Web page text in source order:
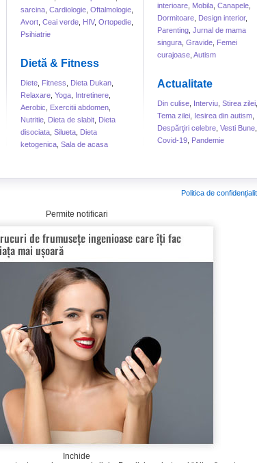
sarcina Cardiologie Oftalmologie
Avort Ceai verde HIV, Ortopedie
Psihiatrie
Dietă & Fitness
Diete Fitness Dieta Dukan
Relaxare Yoga Intretinere
Aerobic
Exercitii abdomen
Nutritie Dieta de slabit Dieta
disociata Silueta Dieta
ketogenica Sala de acasa
interioare Mobila Canapele
Dormitoare Design interior,
Parenting Jurnal de mama
singura Gravide Femei
curajoase Autism
Actualitate
Din culise Interviu Stirea zilei
Tema zilei Iesirea din autism
Despărţiri celebre Vesti Bune
Covid-19 Pandemie
Politica de
Permite notificari
Inchide